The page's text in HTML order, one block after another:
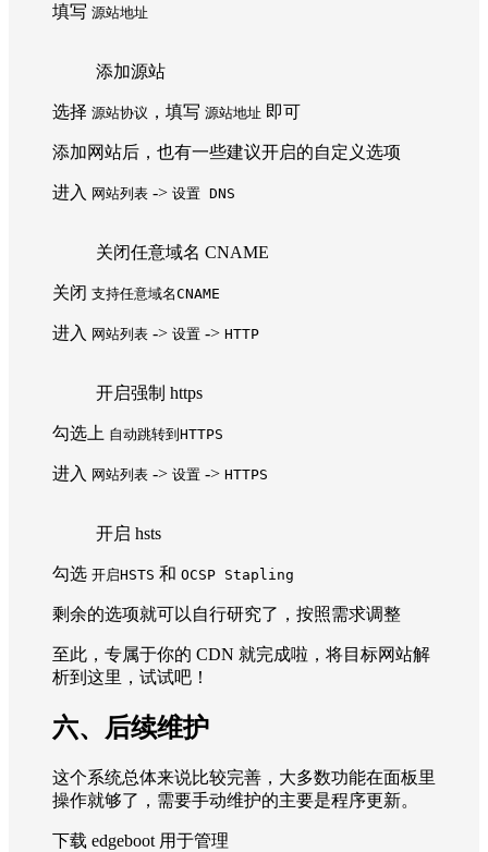
填写 源站地址
添加源站
选择 源站协议 ，填写 源站地址 即可
添加网站后，也有一些建议开启的自定义选项
进入 网站列表 -> 设置 DNS
关闭任意域名 CNAME
关闭 支持任意域名CNAME
进入 网站列表 -> 设置 -> HTTP
开启强制 https
勾选上 自动跳转到HTTPS
进入 网站列表 -> 设置 -> HTTPS
开启 hsts
勾选 开启HSTS 和 OCSP Stapling
剩余的选项就可以自行研究了，按照需求调整
至此，专属于你的 CDN 就完成啦，将目标网站解
析到这里，试试吧！
六、后续维护
这个系统总体来说比较完善，大多数功能在面板里
操作就够了，需要手动维护的主要是程序更新。
下载 edgeboot 用于管理